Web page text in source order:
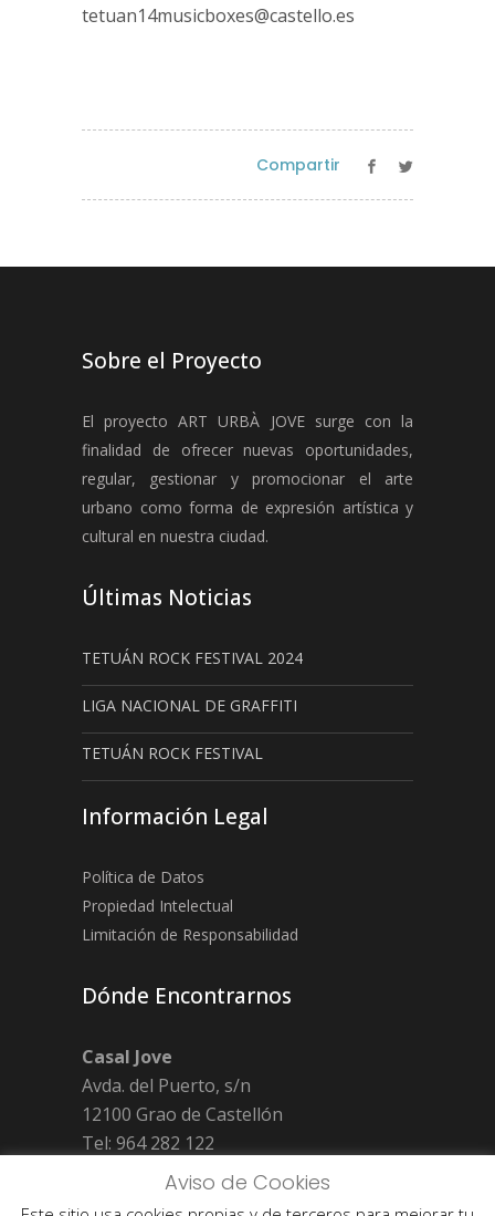
tetuan14musicboxes@castello.es
Compartir
Sobre el Proyecto
El proyecto ART URBÀ JOVE surge con la
finalidad de ofrecer nuevas oportunidades,
regular, gestionar y promocionar el arte
urbano como forma de expresión artística y
cultural en nuestra ciudad.
Últimas Noticias
TETUÁN ROCK FESTIVAL 2024
LIGA NACIONAL DE GRAFFITI
TETUÁN ROCK FESTIVAL
Información Legal
Política de Datos
Propiedad Intelectual
Limitación de Responsabilidad
Dónde Encontrarnos
Casal Jove
Avda. del Puerto, s/n
12100 Grao de Castellón
Tel: 964 282 122
Fax: 964 286 712Aviso de Cookies